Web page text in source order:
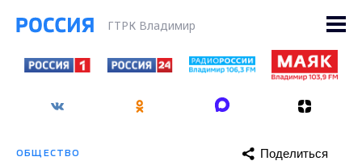
ГТРК Владимир
ОБЩЕСТВО Поделиться